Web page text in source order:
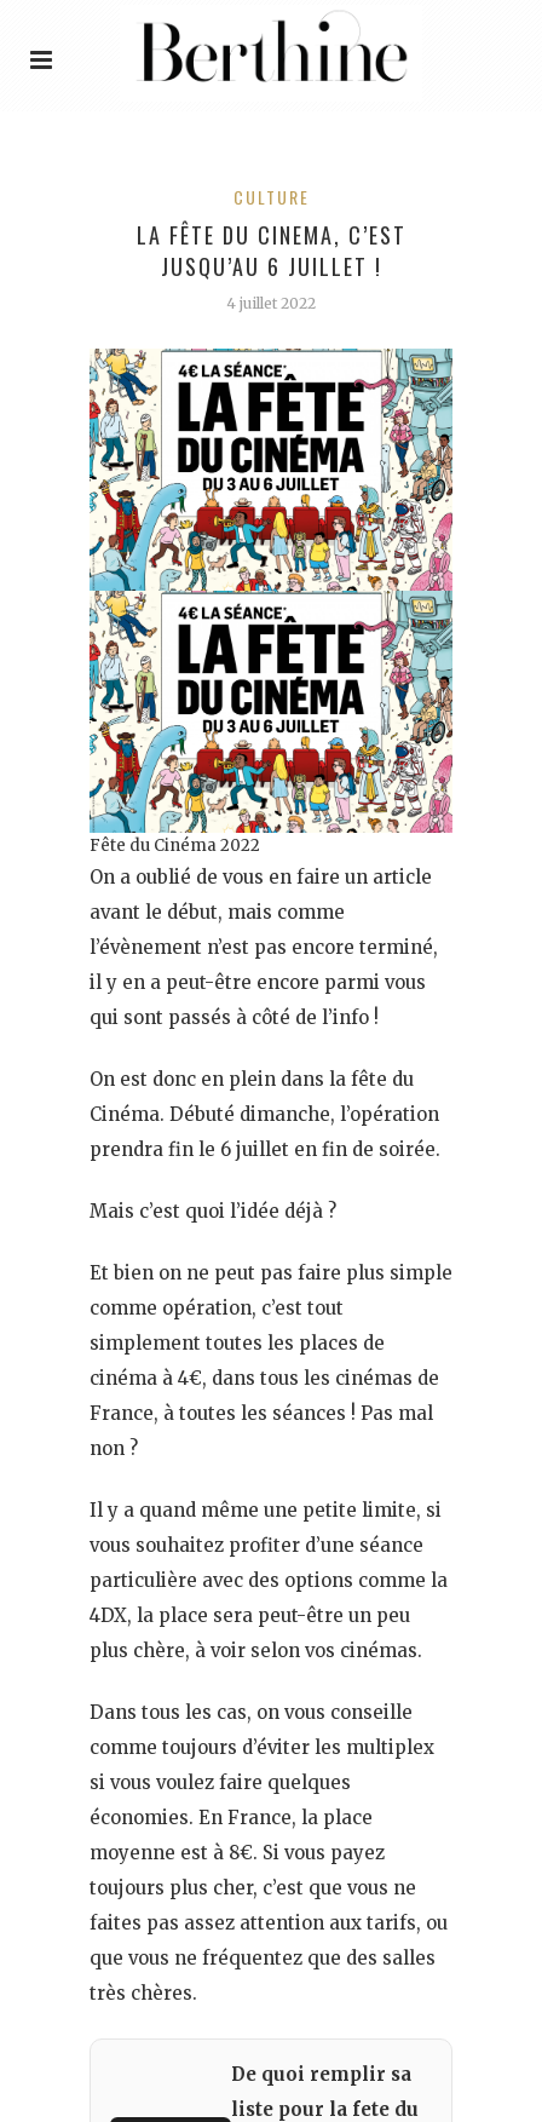
CULTURE
LA FÊTE DU CINEMA, C’EST
JUSQU’AU 6 JUILLET !
4 juillet 2022
Fête du Cinéma 2022
On a oublié de vous en faire un article
avant le début, mais comme
l’évènement n’est pas encore terminé,
il y en a peut-être encore parmi vous
qui sont passés à côté de l’info !
On est donc en plein dans la fête du
Cinéma. Débuté dimanche, l’opération
prendra fin le 6 juillet en fin de soirée.
Mais c’est quoi l’idée déjà ?
Et bien on ne peut pas faire plus simple
comme opération, c’est tout
simplement toutes les places de
cinéma à 4€, dans tous les cinémas de
France, à toutes les séances ! Pas mal
non ?
Il y a quand même une petite limite, si
vous souhaitez profiter d’une séance
particulière avec des options comme la
4DX, la place sera peut-être un peu
plus chère, à voir selon vos cinémas.
Dans tous les cas, on vous conseille
comme toujours d’éviter les multiplex
si vous voulez faire quelques
économies. En France, la place
moyenne est à 8€. Si vous payez
toujours plus cher, c’est que vous ne
faites pas assez attention aux tarifs, ou
que vous ne fréquentez que des salles
très chères.
De quoi remplir sa
liste pour la fete du